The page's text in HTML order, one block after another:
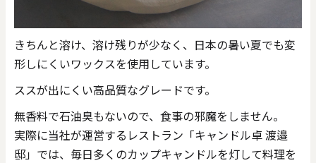
きちんと溶け、溶け残りが少なく、日本の暑い夏でも変
形しにくいワックスを使用しています。
ススが出にくい高品質なグレードです。
無香料で石油臭もないので、食事の邪魔をしません。
実際に当社が運営するレストラン「キャンドル卓 渡邉
邸」では、毎日多くのカップキャンドルを灯して料理を